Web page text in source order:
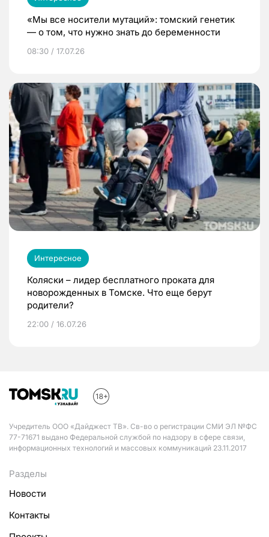
«Мы все носители мутаций»: томский генетик
— о том, что нужно знать до беременности
08:30 / 17.07.26
Интересное
Коляски – лидер бесплатного проката для
новорожденных в Томске. Что еще берут
родители?
22:00 / 16.07.26
Учредитель ООО «Дайджест ТВ». Св-во о регистрации СМИ ЭЛ №ФС
77-71671 выдано Федеральной службой по надзору в сфере связи,
информационных технологий и массовых коммуникаций 23.11.2017
Разделы
Новости
Контакты